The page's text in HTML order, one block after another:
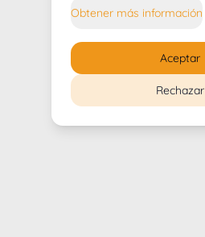
Obtener más información
Rechazar
Aceptar